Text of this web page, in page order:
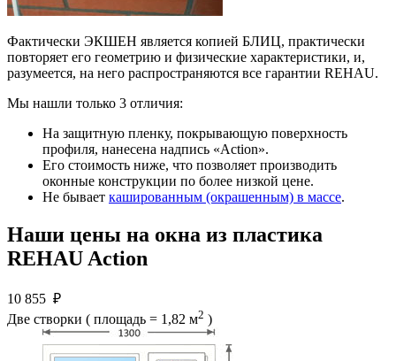
Фактически ЭКШЕН является копией БЛИЦ, практически
повторяет его геометрию и физические характеристики, и,
разумеется, на него распространяются все гарантии REHAU.
Мы нашли только 3 отличия:
На защитную пленку, покрывающую поверхность
профиля, нанесена надпись «Action».
Его стоимость ниже, что позволяет производить
оконные конструкции по более низкой цене.
Не бывает кашированным (окрашенным) в массе.
Наши цены на окна из пластика
REHAU Action
10 855 ₽
Две створки ( площадь = 1,82 м2 )